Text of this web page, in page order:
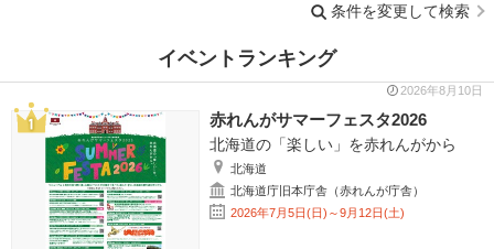
条件を変更して検索
イベントランキング
2026年8月10日
赤れんがサマーフェスタ2026
北海道の「楽しい」を赤れんがから
北海道
北海道庁旧本庁舎（赤れんが庁舎）
2026年7月5日(日)～9月12日(土)